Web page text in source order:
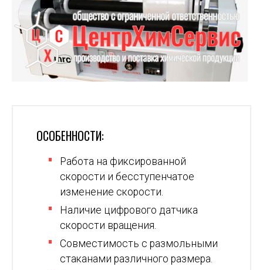
ОСОБЕННОСТИ:
Работа на фиксированной
скорости и бесступенчатое
изменение скорости.
Наличие цифрового датчика
скорости вращения.
Совместимость с размольными
стаканами различного размера.